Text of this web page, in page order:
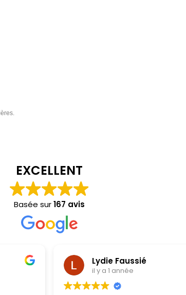
EXCELLENT
Basée sur167 avis
Lydie Faussié
il y a 1 année